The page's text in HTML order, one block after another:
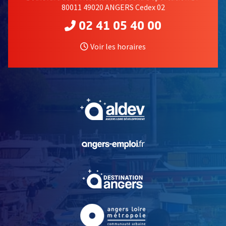
80011 49020 ANGERS Cedex 02
02 41 05 40 00
Voir les horaires
, Ouvre une nouvelle
, Ouvre une nouvelle